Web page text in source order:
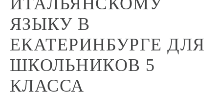
ЯЗЫКУ В
ЕКАТЕРИНБУРГЕ ДЛЯ
ШКОЛЬНИКОВ 5
КЛАССА